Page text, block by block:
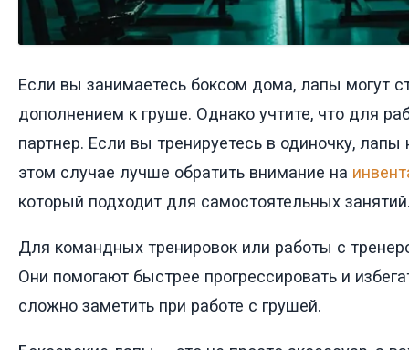
Если вы занимаетесь боксом дома, лапы могут
дополнением к груше. Однако учтите, что для
партнер. Если вы тренируетесь в одиночку, лапы
этом случае лучше обратить внимание на
который подходит для самостоятельных
Для командных тренировок или работы с
Они помогают быстрее прогрессировать и
сложно заметить при работе с грушей.